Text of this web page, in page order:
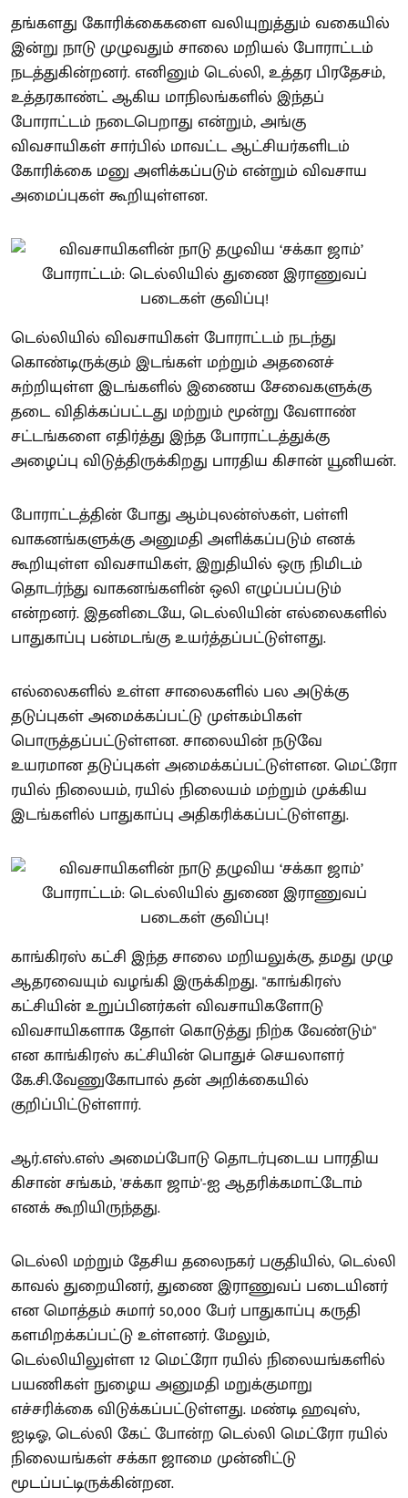
தங்களது கோரிக்கைகளை வலியுறுத்தும் வகையில்
இன்று நாடு முழுவதும் சாலை மறியல் போராட்டம்
நடத்துகின்றனர். எனினும் டெல்லி, உத்தர பிரதேசம்,
உத்தரகாண்ட் ஆகிய மாநிலங்களில் இந்தப்
போராட்டம் நடைபெறாது என்றும், அங்கு
விவசாயிகள் சார்பில் மாவட்ட ஆட்சியர்களிடம்
கோரிக்கை மனு அளிக்கப்படும் என்றும் விவசாய
அமைப்புகள் கூறியுள்ளன.
டெல்லியில் விவசாயிகள் போராட்டம் நடந்து
கொண்டிருக்கும் இடங்கள் மற்றும் அதனைச்
சுற்றியுள்ள இடங்களில் இணைய சேவைகளுக்கு
தடை விதிக்கப்பட்டது மற்றும் மூன்று வேளாண்
சட்டங்களை எதிர்த்து இந்த போராட்டத்துக்கு
அழைப்பு விடுத்திருக்கிறது பாரதிய கிசான் யூனியன்.
போராட்டத்தின் போது ஆம்புலன்ஸ்கள், பள்ளி
வாகனங்களுக்கு அனுமதி அளிக்கப்படும் எனக்
கூறியுள்ள விவசாயிகள், இறுதியில் ஒரு நிமிடம்
தொடர்ந்து வாகனங்களின் ஒலி எழுப்பப்படும்
என்றனர். இதனிடையே, டெல்லியின் எல்லைகளில்
பாதுகாப்பு பன்மடங்கு உயர்த்தப்பட்டுள்ளது.
எல்லைகளில் உள்ள சாலைகளில் பல அடுக்கு
தடுப்புகள் அமைக்கப்பட்டு முள்கம்பிகள்
பொருத்தப்பட்டுள்ளன. சாலையின் நடுவே
உயரமான தடுப்புகள் அமைக்கப்பட்டுள்ளன. மெட்ரோ
ரயில் நிலையம், ரயில் நிலையம் மற்றும் முக்கிய
இடங்களில் பாதுகாப்பு அதிகரிக்கப்பட்டுள்ளது.
காங்கிரஸ் கட்சி இந்த சாலை மறியலுக்கு, தமது முழு
ஆதரவையும் வழங்கி இருக்கிறது. "காங்கிரஸ்
கட்சியின் உறுப்பினர்கள் விவசாயிகளோடு
விவசாயிகளாக தோள் கொடுத்து நிற்க வேண்டும்"
என காங்கிரஸ் கட்சியின் பொதுச் செயலாளர்
கே.சி.வேணுகோபால் தன் அறிக்கையில்
குறிப்பிட்டுள்ளார்.
ஆர்.எஸ்.எஸ் அமைப்போடு தொடர்புடைய பாரதிய
கிசான் சங்கம், 'சக்கா ஜாம்'-ஐ ஆதரிக்கமாட்டோம்
எனக் கூறியிருந்தது.
டெல்லி மற்றும் தேசிய தலைநகர் பகுதியில், டெல்லி
காவல் துறையினர், துணை இராணுவப் படையினர்
என மொத்தம் சுமார் 50,000 பேர் பாதுகாப்பு கருதி
களமிறக்கப்பட்டு உள்ளனர். மேலும்,
டெல்லியிலுள்ள 12 மெட்ரோ ரயில் நிலையங்களில்
பயணிகள் நுழைய அனுமதி மறுக்குமாறு
எச்சரிக்கை விடுக்கப்பட்டுள்ளது. மண்டி ஹவுஸ்,
ஐடிஓ, டெல்லி கேட் போன்ற டெல்லி மெட்ரோ ரயில்
நிலையங்கள் சக்கா ஜாமை முன்னிட்டு
மூடப்பட்டிருக்கின்றன.